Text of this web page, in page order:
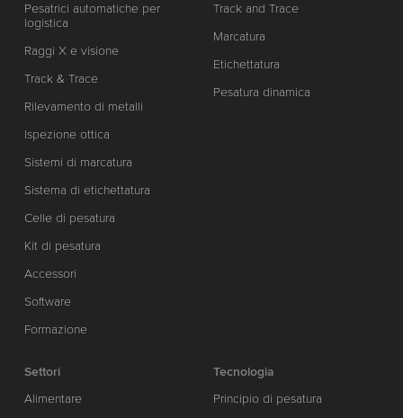
Pesatrici automatiche per
logistica
Raggi X e visione
Track & Trace
Rilevamento di metalli
Ispezione ottica
Sistemi di marcatura
Sistema di etichettatura
Celle di pesatura
Kit di pesatura
Accessori
Software
Formazione
Track and Trace
Marcatura
Etichettatura
Pesatura dinamica
Settori
Alimentare
Tecnologia
Principio di pesatura